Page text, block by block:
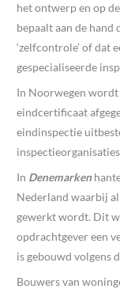
het ontwerp en op
bepaalt aan de hand
‘zelfcontrole’ of dat
gespecialiseerde
In Noorwegen wordt
eindcertificaat
eindinspectie
In Denemarken
Nederland waarbij
gewerkt wordt. Dit
opdrachtgever een
is gebouwd volgens
Bouwers van